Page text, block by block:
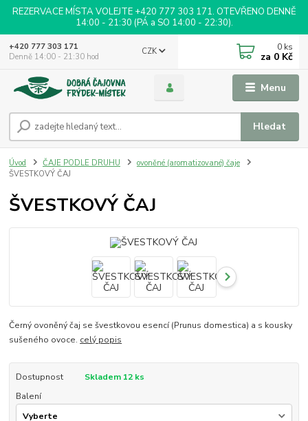
REZERVACE MÍSTA VOLEJTE +420 777 303 171. OTEVŘENO DENNĚ
14:00 - 21:30 (PÁ a SO 14:00 - 22:30).
Menu
CZK
Hledat
+420 777 303 171
Denně 14:00 - 21:30 hod
0 ks
za 0 Kč
Úvod ČAJE PODLE DRUHU
ovoněné (aromatizované) čaje
ŠVESTKOVÝ ČAJ
ŠVESTKOVÝ ČAJ
Černý ovoněný čaj se švestkovou esencí (Prunus domestica) a s kousky
sušeného ovoce. celý popis
Dostupnost
Skladem 12 ks
Balení